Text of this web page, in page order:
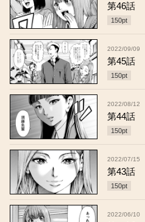
第46話
150pt
2022/09/09
第45話
150pt
2022/08/12
第44話
150pt
2022/07/15
第43話
150pt
2022/06/10